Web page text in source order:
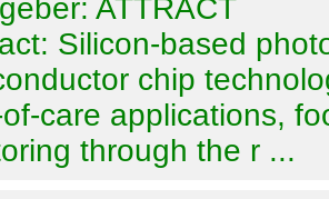
ATTRACT
Silicon-based
chip
care applications,
through the r ...